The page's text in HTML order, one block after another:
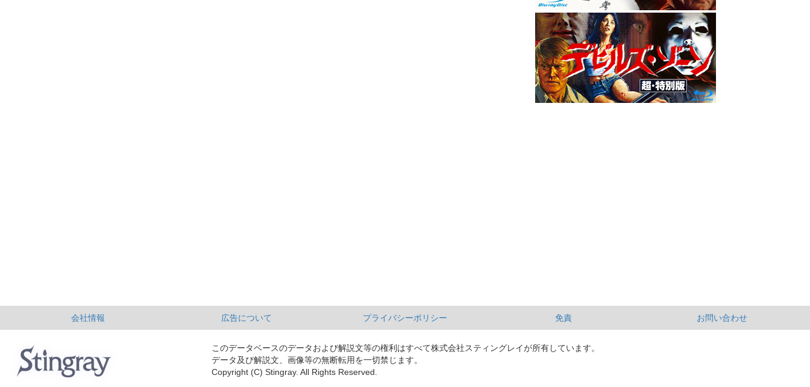
会社情報 広告について プライバシーポリシー 免責 お問い合わせ
このデータベースのデータおよび解説文等の権利はすべて株式会社スティングレイが所有しています。
データ及び解説文、画像等の無断転用を一切禁じます。
Copyright (C) Stingray. All Rights Reserved.